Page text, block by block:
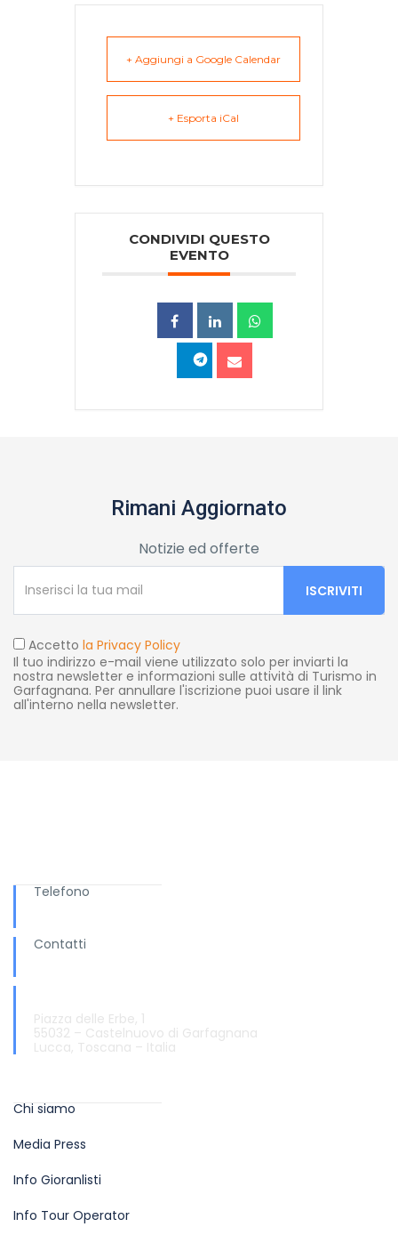
+ Aggiungi a Google Calendar
+ Esporta iCal
CONDIVIDI QUESTO
EVENTO
Rimani Aggiornato
Notizie ed offerte
Accetto la Privacy Policy
Il tuo indirizzo e-mail viene utilizzato solo per inviarti la
nostra newsletter e informazioni sulle attività di Turismo in
Garfagnana. Per annullare l'iscrizione puoi usare il link
all'interno nella newsletter.
Telefono
Contatti
Piazza delle Erbe, 1
55032 – Castelnuovo di Garfagnana
Lucca, Toscana – Italia
Chi siamo
Media Press
Info Gioranlisti
Info Tour Operator